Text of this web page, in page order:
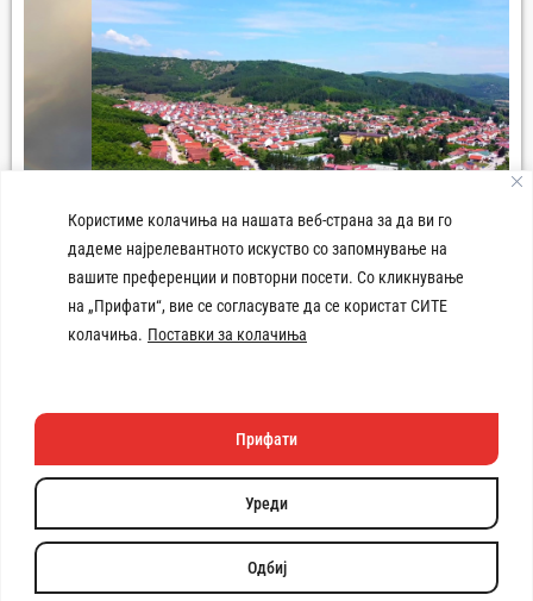
Користиме колачиња на нашата веб-страна за да ви го
дадеме најрелевантното искуство со запомнување на
вашите преференции и повторни посети. Со кликнување
на „Прифати“, вие се согласувате да се користат СИТЕ
колачиња. Поставки за колачиња
Уреди
Одбиј
Прифати
Панорама град Демир Хисар
Техничката изработка
на веб
Copyright © 2026 Општина Демир Хисар. Сите права се
задржани. | Developed by: